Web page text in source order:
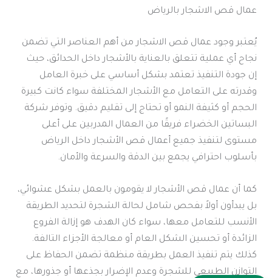
عمال قص الاشجار بالرياض
يُعتبر وجود عمال قص الاشجار من أهم العناصر التي تضمن
نجاح أي عملية تتعلق بالعناية بالأشجار داخل الحدائق، حيث
إن جودة التنفيذ تعتمد بشكل أساسي على خبرة العامل
وقدرته على التعامل مع الأشجار المختلفة سواء كانت كبيرة
الحجم أو كثيفة النمو أو تحتاج إلى تقليم دقيق. وتوفر شركة
البساتين الخضراء فريقًا من العمال المدربين على أعلى
مستوى لتنفيذ جميع أعمال قص الأشجار داخل الرياض
بأسلوب احترافي يجمع بين الدقة والسرعة والأمان.
كما أن عمال قص الأشجار لا يقومون بالعمل بشكل عشوائي،
بل يبدأون أولاً بفحص شامل لحالة الشجرة لتحديد الطريقة
الأنسب للتعامل معها، سواء كان الهدف هو إزالة الفروع
الزائدة أو تحسين الشكل العام أو معالجة الأجزاء التالفة.
كذلك يتم تنفيذ العمل بطريقة منظمة تضمن الحفاظ على
التوازن الطبيعي للشجرة وعدم الإضرار بجذعها أو جذورها، مع